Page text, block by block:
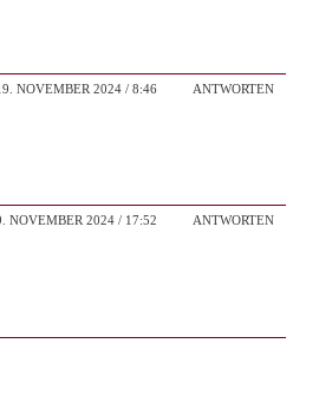
NOVEMBER 2024 / 8:46 ANTWORTEN
NOVEMBER 2024 / 17:52 ANTWORTEN